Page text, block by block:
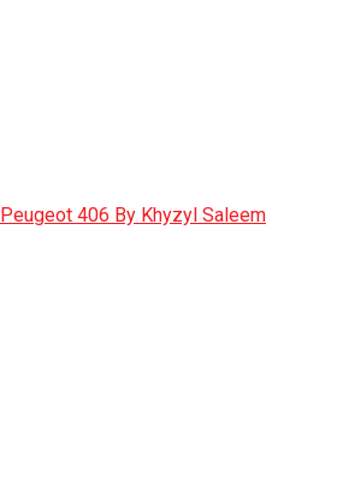
Peugeot 406 By Khyzyl Saleem